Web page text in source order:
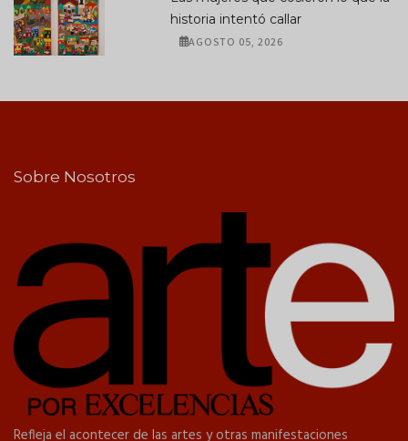
historia intentó callar
AGOSTO 05, 2026
Sobre Nosotros
Refleja el acontecer de las artes y otras manifestaciones